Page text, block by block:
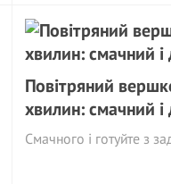
Повітряний
хвилин: смачний
Смачного і готуйте з